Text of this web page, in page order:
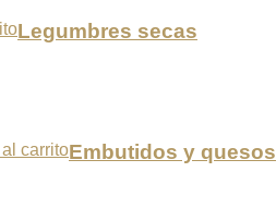
Legumbres secas
carritoEmbutidos y quesos